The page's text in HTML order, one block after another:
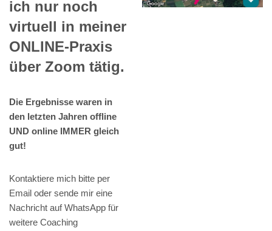
ich nur noch
virtuell in meiner
ONLINE-Praxis
über Zoom tätig.
Die Ergebnisse waren in
den letzten Jahren offline
UND online IMMER gleich
gut!
Kontaktiere mich bitte per
Email oder sende mir eine
Nachricht auf WhatsApp für
weitere Coaching